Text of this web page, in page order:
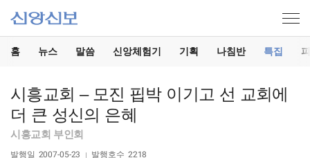
홈 뉴스 말씀 신앙체험기 기획 나침반 특집
시흥교회 – 모진 핍박 이기고 선 교회에
더 큰 성신의 은혜
시흥교회 부인회
발행일 2007-05-23 발행호수 2218